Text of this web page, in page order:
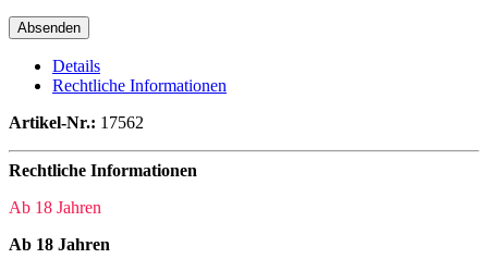
Details
Rechtliche Informationen
Artikel-Nr.: 17562
Rechtliche Informationen
Ab 18 Jahren
Ab 18 Jahren